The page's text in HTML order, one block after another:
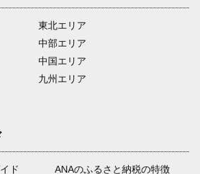
東北エリア
中部エリア
中国エリア
九州エリア
ド
ANAのふるさと納税の特徴